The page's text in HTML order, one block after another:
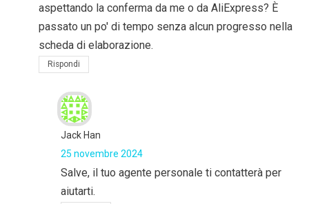
aspettando la conferma da me o da AliExpress? È
passato un po' di tempo senza alcun progresso nella
scheda di elaborazione.
Rispondi
Jack Han
25 novembre 2024
Salve, il tuo agente personale ti contatterà per
aiutarti.